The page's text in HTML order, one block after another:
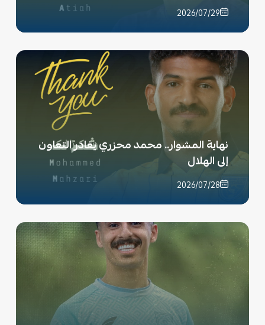
2026/07/29
نهاية المشوار.. محمد محزري يغادر التعاون
إلى الهلال
2026/07/28